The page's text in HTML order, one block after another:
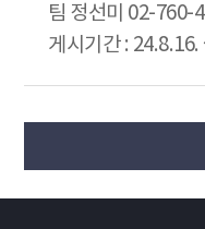
팀 정선미 02-760-
게시기간 : 24.8.16.